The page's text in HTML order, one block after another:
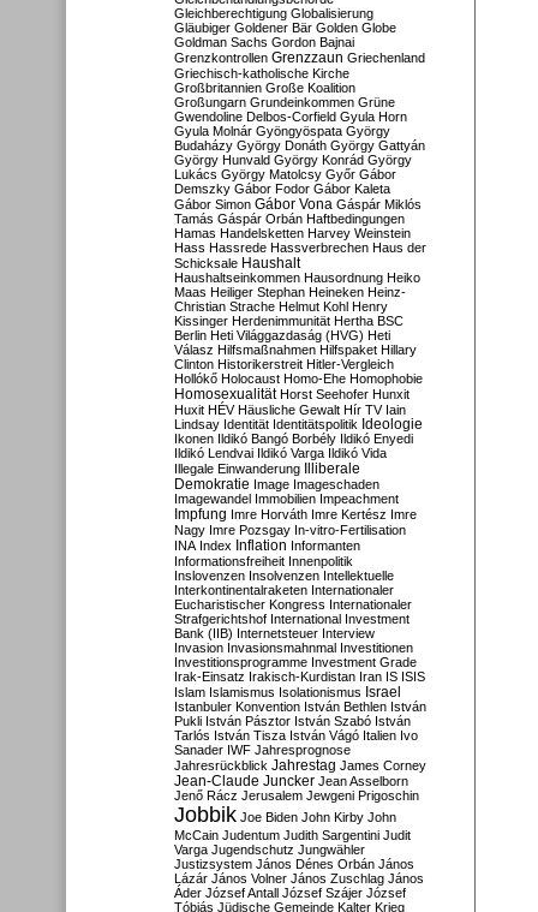
Gleichberechtigung Globalisierung
Gläubiger Goldener Bär Golden Globe
Goldman Sachs Gordon Bajnai
Grenzkontrollen Grenzzaun Griechenland
Griechisch-katholische Kirche
Großbritannien Große Koalition
Großungarn Grundeinkommen Grüne
Gwendoline Delbos-Corfield Gyula Horn
Gyula Molnár Gyöngyöspata György
Budaházy György Donáth György Gattyán
György Hunvald György Konrád György
Lukács György Matolcsy Győr Gábor
Demszky Gábor Fodor Gábor Kaleta
Gábor Simon Gábor Vona Gáspár Miklós
Tamás Gáspár Orbán Haftbedingungen
Hamas Handelsketten Harvey Weinstein
Hass Hassrede Hassverbrechen Haus der
Schicksale Haushalt
Haushaltseinkommen Hausordnung Heiko
Maas Heiliger Stephan Heineken Heinz-
Christian Strache Helmut Kohl Henry
Kissinger Herdenimmunität Hertha BSC
Berlin Heti Világgazdaság (HVG) Heti
Válasz Hilfsmaßnahmen Hilfspaket Hillary
Clinton Historikerstreit Hitler-Vergleich
Hollókő Holocaust Homo-Ehe Homophobie
Homosexualität Horst Seehofer Hunxit
Huxit HÉV Häusliche Gewalt Hír TV Iain
Lindsay Identität Identitätspolitik Ideologie
Ikonen Ildikó Bangó Borbély Ildikó Enyedi
Ildikó Lendvai Ildikó Varga Ildikó Vida
Illegale Einwanderung Illiberale
Demokratie Image Imageschaden
Imagewandel Immobilien Impeachment
Impfung Imre Horváth Imre Kertész Imre
Nagy Imre Pozsgay In-vitro-Fertilisation
INA Index Inflation Informanten
Informationsfreiheit Innenpolitik
Inslovenzen Insolvenzen Intellektuelle
Interkontinentalraketen Internationaler
Eucharistischer Kongress Internationaler
Strafgerichtshof International Investment
Bank (IIB) Internetsteuer Interview
Invasion Invasionsmahnmal Investitionen
Investitionsprogramme Investment Grade
Irak-Einsatz Irakisch-Kurdistan Iran IS ISIS
Islam Islamismus Isolationismus Israel
Istanbuler Konvention István Bethlen István
Pukli István Pásztor István Szabó István
Tarlós István Tisza István Vágó Italien Ivo
Sanader IWF Jahresprognose
Jahresrückblick Jahrestag James Corney
Jean-Claude Juncker Jean Asselborn
Jenő Rácz Jerusalem Jewgeni Prigoschin
Jobbik Joe Biden John Kirby John
McCain Judentum Judith Sargentini Judit
Varga Jugendschutz Jungwähler
Justizsystem János Dénes Orbán János
Lázár János Volner János Zuschlag János
Áder József Antall József Szájer József
Tóbiás Jüdische Gemeinde Kalter Krieg